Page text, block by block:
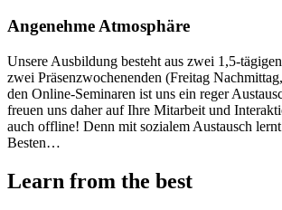
Angenehme Atmosphäre
Unsere Ausbildung besteht aus zwei 1,5-
zwei Präsenzwochenenden (Freitag
den Online-Seminaren ist uns ein reger
freuen uns daher auf Ihre Mitarbeit und
auch offline! Denn mit sozialem Austausch
Besten…
Learn from the best